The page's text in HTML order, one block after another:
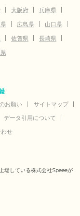
大阪府
兵庫県
広島県
山口県
佐賀県
長崎県
お願い
サイトマップ
データ引用について
せ
場している株式会社Speeeが